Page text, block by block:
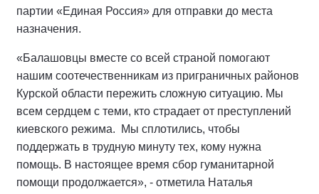
партии «Единая Россия» для отправки до места
назначения.
«Балашовцы вместе со всей страной помогают
нашим соотечественникам из приграничных районов
Курской области пережить сложную ситуацию. Мы
всем сердцем с теми, кто страдает от преступлений
киевского режима. Мы сплотились, чтобы
поддержать в трудную минуту тех, кому нужна
помощь. В настоящее время сбор гуманитарной
помощи продолжается», - отметила Наталья